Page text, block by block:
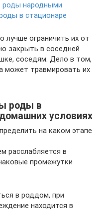
роды народными
в стационаре
лучше ограничить их от
закрыть в соседней
соседям. Дело в том,
может травмировать их
роды в
условиях
на каком этапе
расслабляется в
промежутки
в роддом, при
находится в